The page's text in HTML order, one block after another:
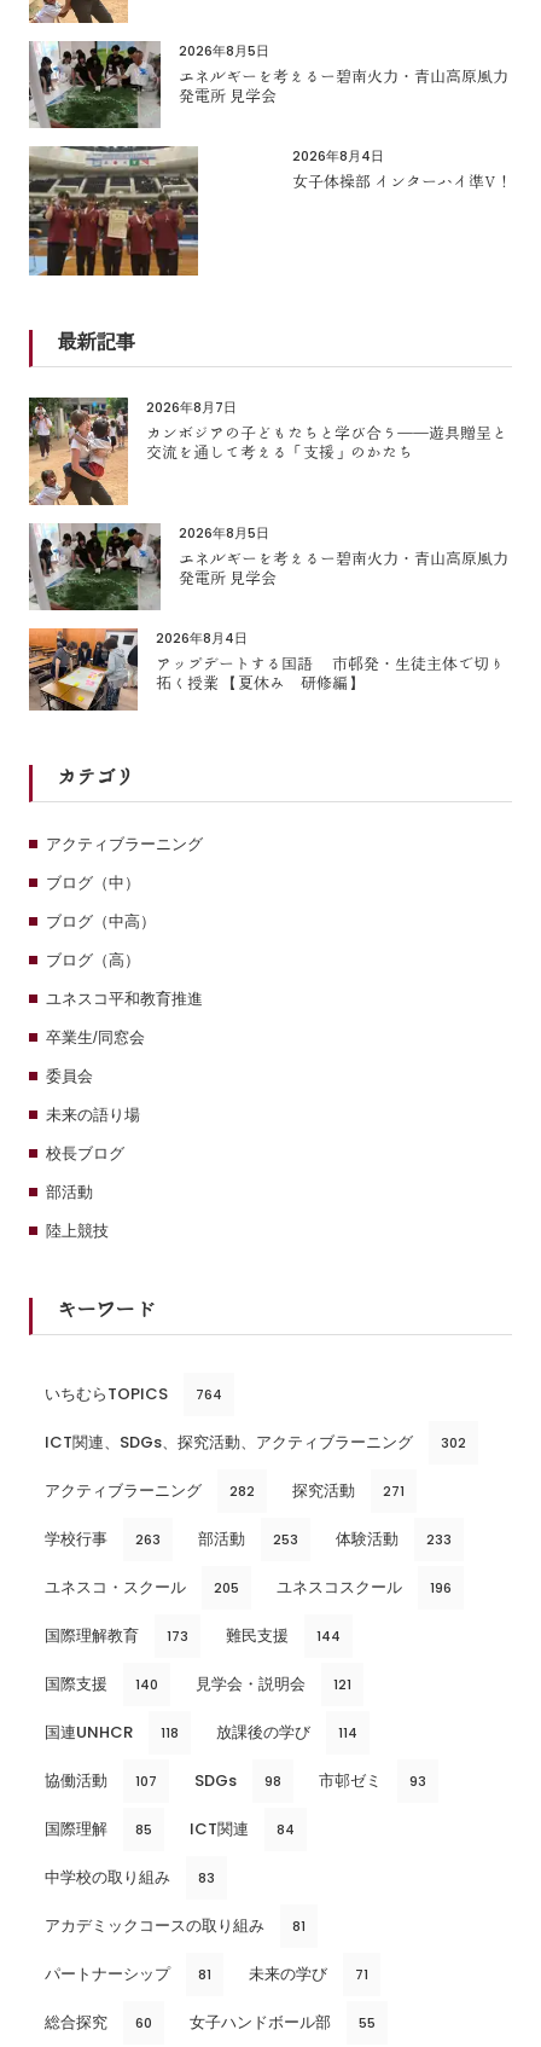
2026年8月5日
エネルギーを考えるー碧南火力・青山高原風力
発電所 見学会
2026年8月4日
女子体操部 インターハイ準V！
最新記事
2026年8月7日
カンボジアの子どもたちと学び合う――遊具贈呈と
交流を通して考える「支援」のかたち
2026年8月5日
エネルギーを考えるー碧南火力・青山高原風力
発電所 見学会
2026年8月4日
アップデートする国語 市邨発・生徒主体で切り
拓く授業 【夏休み 研修編】
カテゴリ
アクティブラーニング
ブログ（中）
ブログ（中高）
ブログ（高）
ユネスコ平和教育推進
卒業生/同窓会
委員会
未来の語り場
校長ブログ
部活動
陸上競技
キーワード
いちむらTOPICS 764
ICT関連、SDGs、探究活動、アクティブラーニング 302
アクティブラーニング 282 探究活動 271
学校行事 263 部活動 253 体験活動 233
ユネスコ・スクール 205 ユネスコスクール 196
国際理解教育 173 難民支援 144
国際支援 140 見学会・説明会 121
国連UNHCR 118 放課後の学び 114
協働活動 107 SDGs 98 市邨ゼミ 93
国際理解 85 ICT関連 84
中学校の取り組み 83
アカデミックコースの取り組み 81
パートナーシップ 81 未来の学び 71
総合探究 60 女子ハンドボール部 55